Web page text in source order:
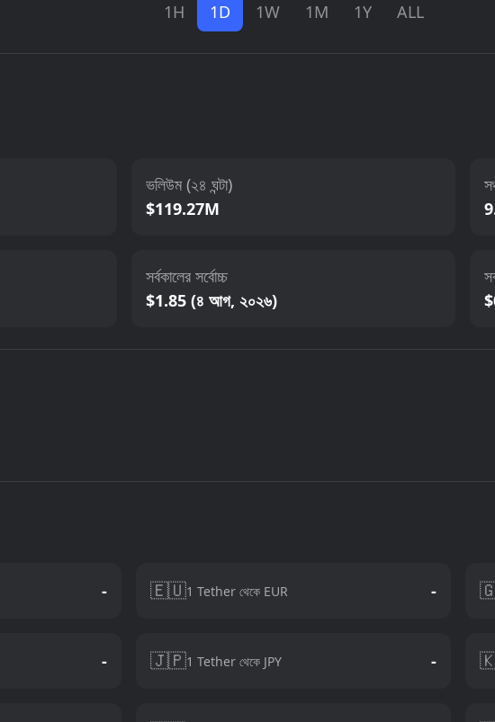
1H 1D 1W 1M 1Y ALL
ভলিউম (২৪ ঘন্টা)
$119.27M
সর্বকালের সর্বোচ্চ
$1.85 (৪ আগ, ২০২৬)
- 🇪🇺1 Tether থেকে EUR -
- 🇯🇵1 Tether থেকে JPY -